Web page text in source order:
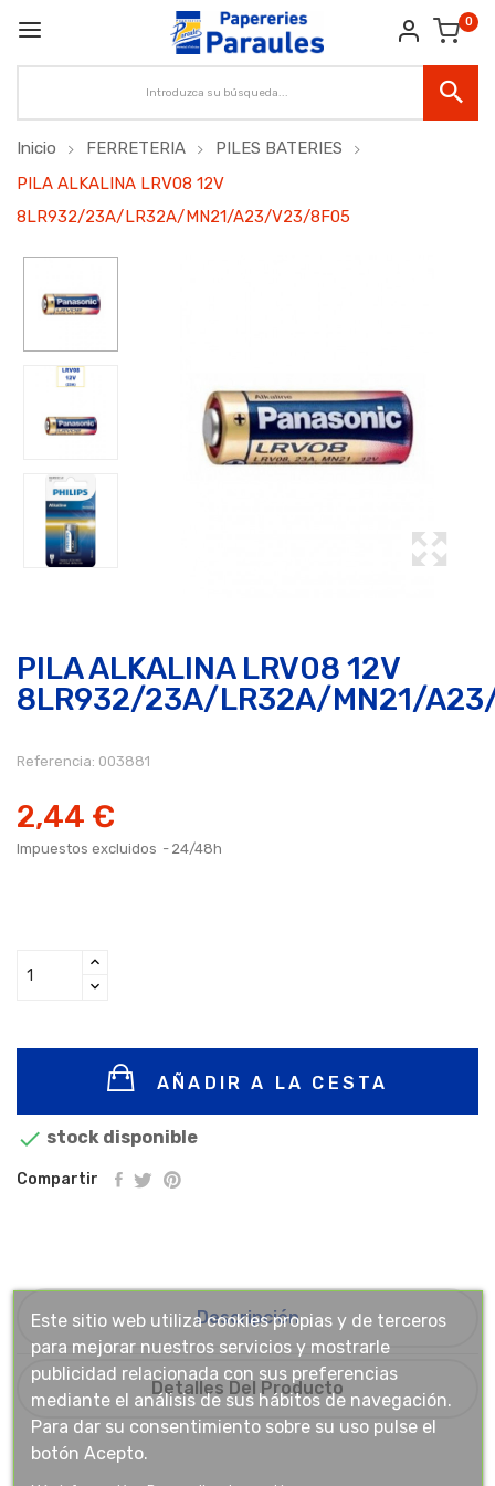
0
Inicio FERRETERIA
PILES BATERIES
PILA ALKALINA LRV08 12V
8LR932/23A/LR32A/MN21/A23/V23/8F05
PILA ALKALINA LRV08 12V
8LR932/23A/LR32A/MN21/
Referencia: 003881
2,44 €
Impuestos excluidos 24/48h
AÑADIR A LA CESTA
 stock disponible
Compartir
Descripción
Detalles Del Producto
Este sitio web utiliza cookies propias y de terceros
para mejorar nuestros servicios y mostrarle
publicidad relacionada con sus preferencias
mediante el análisis de sus hábitos de navegación.
Para dar su consentimiento sobre su uso pulse el
botón Acepto.